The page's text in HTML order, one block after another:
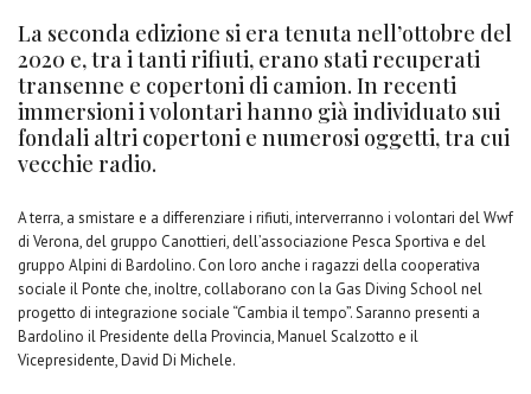
La seconda edizione si era tenuta nell’ottobre del
2020 e, tra i tanti rifiuti, erano stati recuperati
transenne e copertoni di camion. In recenti
immersioni i volontari hanno già individuato sui
fondali altri copertoni e numerosi oggetti, tra cui
vecchie radio.
A terra, a smistare e a differenziare i rifiuti, interverranno i volontari del Wwf
di Verona, del gruppo Canottieri, dell’associazione Pesca Sportiva e del
gruppo Alpini di Bardolino. Con loro anche i ragazzi della cooperativa
sociale il Ponte che, inoltre, collaborano con la Gas Diving School nel
progetto di integrazione sociale “Cambia il tempo”. Saranno presenti a
Bardolino il Presidente della Provincia, Manuel Scalzotto e il
Vicepresidente, David Di Michele.